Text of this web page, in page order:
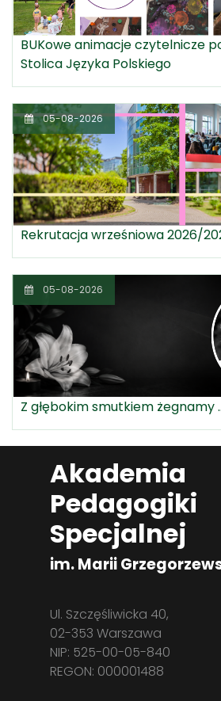
BUKowe animacje czytelnicze
Stolica Języka Polskiego
05-08-2026
Rekrutacja wrześniowa 2026/
05-08-2026
Z głębokim smutkiem żegnamy
Akademia
Pedagogiki
Specjalnej
im. Marii
Ul. Szczęśliwicka 40,
02-353 Warszawa
NIP: 525-00-05-840
REGON: 000001488